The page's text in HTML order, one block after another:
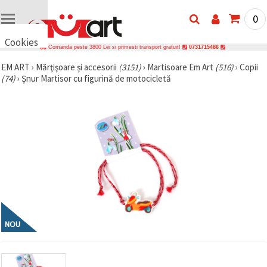
Cookies
vrem să vă
oferim
câteva
experiență
aici,
amintindu-
vă de
și re-
0
Comanda peste 3800 Lei si primesti transport gratuit! 0731715486
EM ART › Mărţişoare și accesorii (3151)› Martisoare Em Art (516)› Copii
(74)› Șnur Martisor cu figurină de motocicletă
NOU